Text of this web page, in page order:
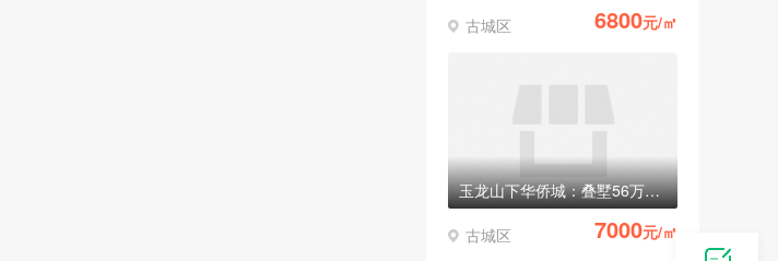
古城区 6800元/㎡
玉龙山下华侨城：叠墅56万元/套起
古城区 7000元/㎡